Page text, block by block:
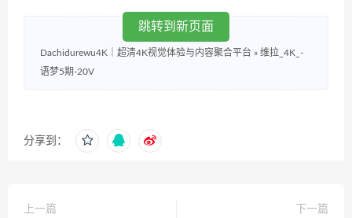
Dachidurewu4K｜超清4K视觉体验与内容聚合平台 » 维拉_4K_-
语梦5期-20V
分享到：
上一篇 下一篇
跳转到新页面